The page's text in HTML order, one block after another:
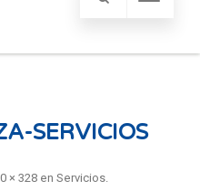
SERVICIOS
× 328 en Servicios